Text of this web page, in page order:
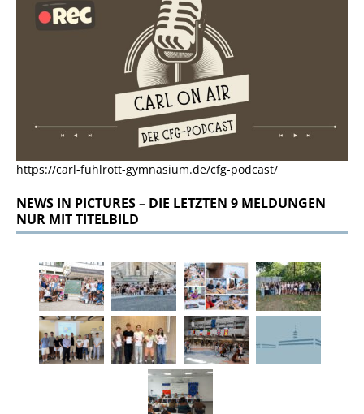
https://carl-fuhlrott-gymnasium.de/cfg-podcast/
NEWS IN PICTURES – DIE LETZTEN 9 MELDUNGEN
NUR MIT TITELBILD